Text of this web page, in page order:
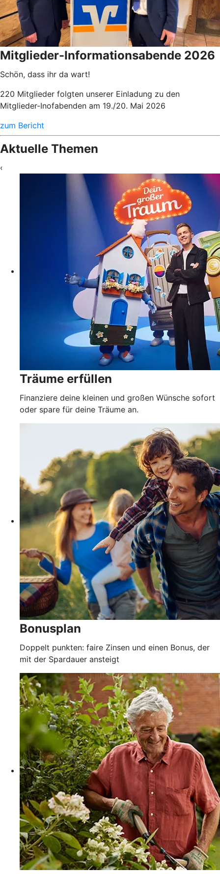
Mitglieder-Informationsabende 2026
Schön, dass ihr da wart!
220 Mitglieder folgten unserer Einladung zu den
Mitglieder-Inofabenden am 19./20. Mai 2026
zum Bericht
Aktuelle Themen
‹
Träume erfüllen
Finanziere deine kleinen und großen Wünsche sofort
oder spare für deine Träume an.
Bonusplan
Doppelt punkten: faire Zinsen und einen Bonus, der
mit der Spardauer ansteigt